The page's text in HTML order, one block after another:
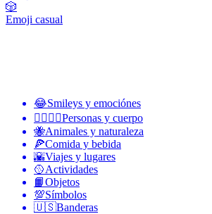
🎲
Emoji casual
😂Smileys y emociónes
👩‍❤️‍💋‍👨Personas y cuerpo
🐝Animales y naturaleza
🍕Comida y bebida
🌇Viajes y lugares
🥎Actividades
📙Objetos
💯Símbolos
🇺🇸Banderas